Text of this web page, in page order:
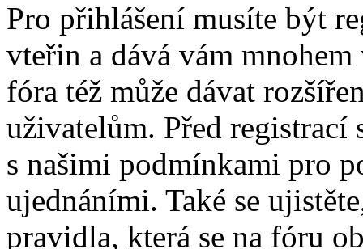
Pro přihlášení musíte být
vteřin a dává vám
fóra též může dávat
uživatelům. Před registrací
s našimi podmínkami pro
ujednáními. Také se
pravidla, která se na fóru